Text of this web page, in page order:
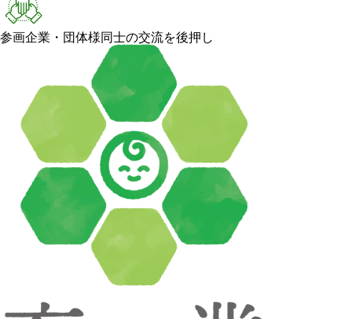
参画企業・団体様同士の交流を後押し